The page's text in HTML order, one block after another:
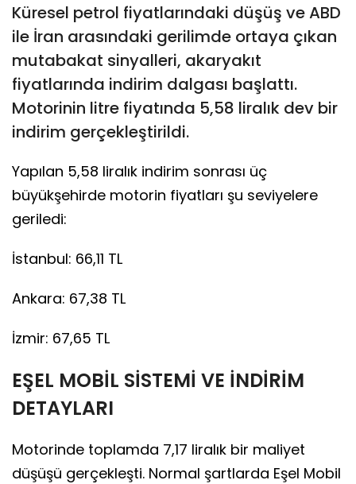
Küresel petrol fiyatlarındaki düşüş ve ABD
ile İran arasındaki gerilimde ortaya çıkan
mutabakat sinyalleri, akaryakıt
fiyatlarında indirim dalgası başlattı.
Motorinin litre fiyatında 5,58 liralık dev bir
indirim gerçekleştirildi.
Yapılan 5,58 liralık indirim sonrası üç
büyükşehirde motorin fiyatları şu seviyelere
geriledi:
İstanbul: 66,11 TL
Ankara: 67,38 TL
İzmir: 67,65 TL
EŞEL MOBİL SİSTEMİ VE İNDİRİM
DETAYLARI
Motorinde toplamda 7,17 liralık bir maliyet
düşüşü gerçekleşti. Normal şartlarda Eşel Mobil